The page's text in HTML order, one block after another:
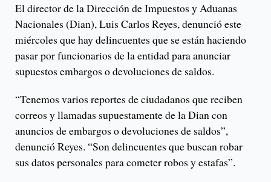
El director de la Dirección de Impuestos y Aduanas
Nacionales (Dian), Luis Carlos Reyes, denunció este
miércoles que hay delincuentes que se están haciendo
pasar por funcionarios de la entidad para anunciar
supuestos embargos o devoluciones de saldos.
“Tenemos varios reportes de ciudadanos que reciben
correos y llamadas supuestamente de la Dian con
anuncios de embargos o devoluciones de saldos”,
denunció Reyes. “Son delincuentes que buscan robar
sus datos personales para cometer robos y estafas”.